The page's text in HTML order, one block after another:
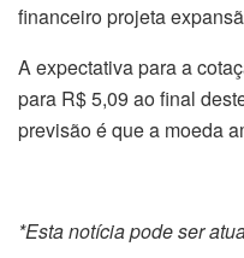
financeiro projeta
A expectativa para a
para R$ 5,09 ao final
previsão é que a moeda
*Esta notícia pode ser